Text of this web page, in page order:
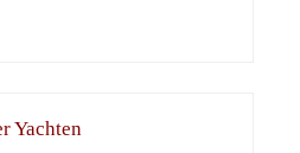
Yachten